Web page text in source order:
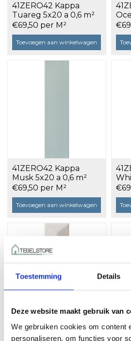
Toestemming Details
Deze website maakt gebruik van
We gebruiken cookies om content
personaliseren, om functies voor
41ZERO42 Kappa
Tuareg 5x20 a 0,6 m²
€69,50 per M²
Toevoegen aan winkelwagen
41ZERO42 Kappa
Musk 5x20 a 0,6 m²
€69,50 per M²
Toevoegen aan winkelwagen
41ZERO42 Kappa Raw